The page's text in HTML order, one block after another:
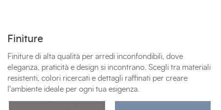
Finiture
Finiture di alta qualità per arredi inconfondibili, dove
eleganza, praticità e design si incontrano. Scegli tra materiali
resistenti, colori ricercati e dettagli raffinati per creare
l'ambiente ideale per ogni tua esigenza.